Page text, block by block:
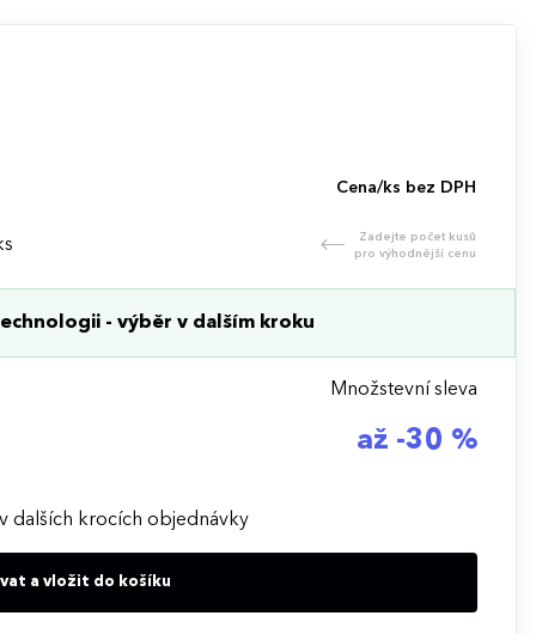
Cena/ks bez DPH
Zadejte počet kusů
pro výhodnější cenu
- výběr v dalším kroku
Množstevní sleva
až -30 %
dalších krocích objednávky
a vložit do košíku